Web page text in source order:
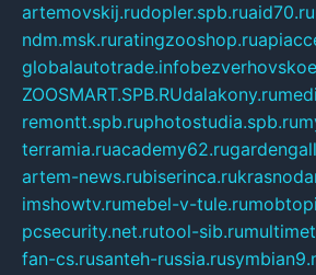
artemovskij.rudopler.spb.ruaid70.ru
ndm.msk.ruratingzooshop.ru
globalautotrade.info
ZOOSMART.SPB.RUdalakony.ru
remontt.spb.ruphotostudia.spb.ru
terramia.ruacademy62.ru
artem-news.rubiserinca.ru
imshowtv.rumebel-v-tule.ru
pcsecurity.net.rutool-sib.ru
fan-cs.rusanteh-russia.ru